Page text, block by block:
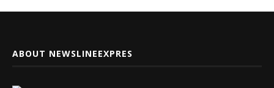
ABOUT NEWSLINEEXPRES